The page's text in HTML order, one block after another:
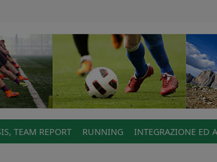
TEAM REPORT RUNNING INTEGRAZIONE ED